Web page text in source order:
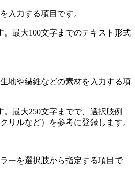
入力する項目です。
。最大100文字までのテキスト形式
地や繊維などの素材を入力する項
。最大250文字までで、選択肢例
リルなど）を参考に登録します。
ーを選択肢から指定する項目で